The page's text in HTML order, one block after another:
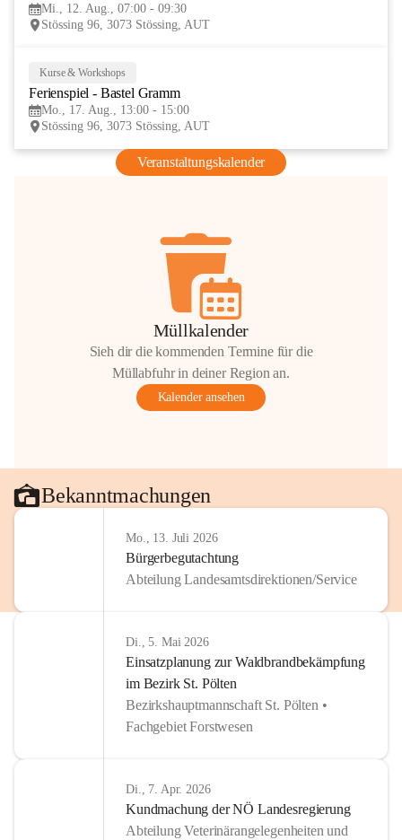
Mi., 12. Aug., 07:00 - 09:30
Stössing 96, 3073 Stössing, AUT
Kurse & Workshops
Ferienspiel - Bastel Gramm
Mo., 17. Aug., 13:00 - 15:00
Stössing 96, 3073 Stössing, AUT
Veranstaltungskalender
Müllkalender
Sieh dir die kommenden Termine für die
Müllabfuhr in deiner Region an.
Kalender ansehen
Bekanntmachungen
Mo., 13. Juli 2026
Bürgerbegutachtung
Abteilung Landesamtsdirektionen/Service
Di., 5. Mai 2026
Einsatzplanung zur Waldbrandbekämpfung
im Bezirk St. Pölten
Bezirkshauptmannschaft St. Pölten •
Fachgebiet Forstwesen
Di., 7. Apr. 2026
Kundmachung der NÖ Landesregierung
Abteilung Veterinärangelegenheiten und